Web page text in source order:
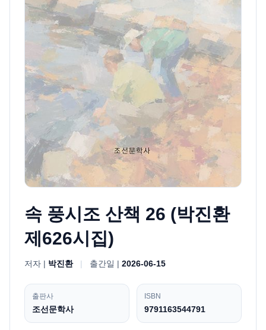
속 풍시조 산책 26 (박진환
제626시집)
저자 | 박진환 | 출간일 | 2026-06-15
출판사
조선문학사
ISBN
9791163544791